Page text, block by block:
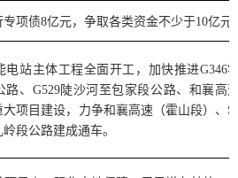
专项债8亿元，争取各类资金不少于10亿元
电站主体工程全面开工，加快推进G346
、 G529陡沙河至包家段公路、和襄高
项目建设，力争和襄高速（霍山段）、
段公路建成通车。